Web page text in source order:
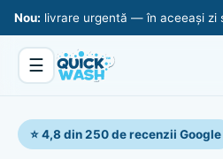
Nou: livrare urgentă — în aceeași zi
☰
⭐ 4,8 din 250 de recenzii Google